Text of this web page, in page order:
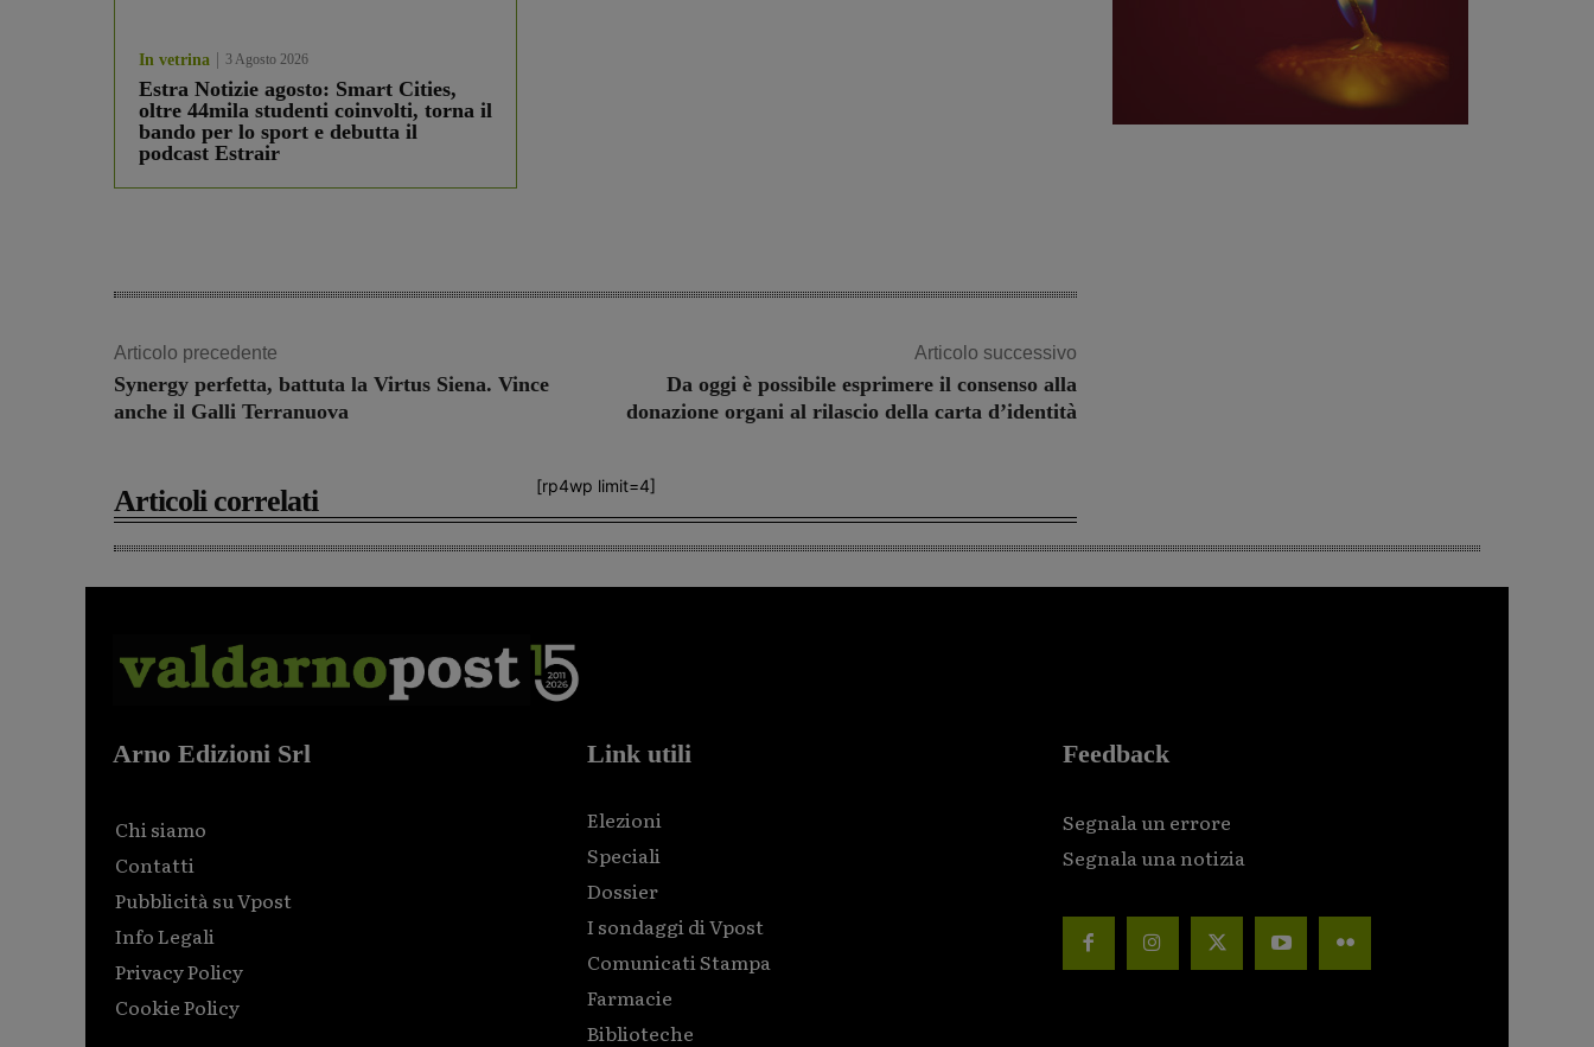
In vetrina 3 Agosto 2026
Estra Notizie agosto: Smart Cities,
oltre 44mila studenti coinvolti, torna il
bando per lo sport e debutta il
podcast Estrair
Articolo precedente
Synergy perfetta, battuta la Virtus Siena. Vince
anche il Galli Terranuova
Articolo successivo
Da oggi è possibile esprimere il consenso alla
donazione organi al rilascio della carta d’identità
[rp4wp limit=4]
Articoli correlati
Arno Edizioni Srl
Chi siamo
Contatti
Pubblicità su Vpost
Info Legali
Privacy Policy
Cookie Policy
Link utili
Elezioni
Speciali
Dossier
I sondaggi di Vpost
Comunicati Stampa
Farmacie
Biblioteche
Feedback
Segnala un errore
Segnala una notizia